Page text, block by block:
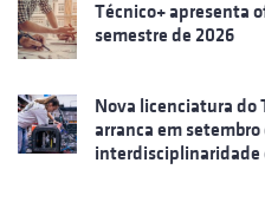
Técnico+ apresenta
semestre de 2026
Nova licenciatura do
arranca em
interdisciplinaridade